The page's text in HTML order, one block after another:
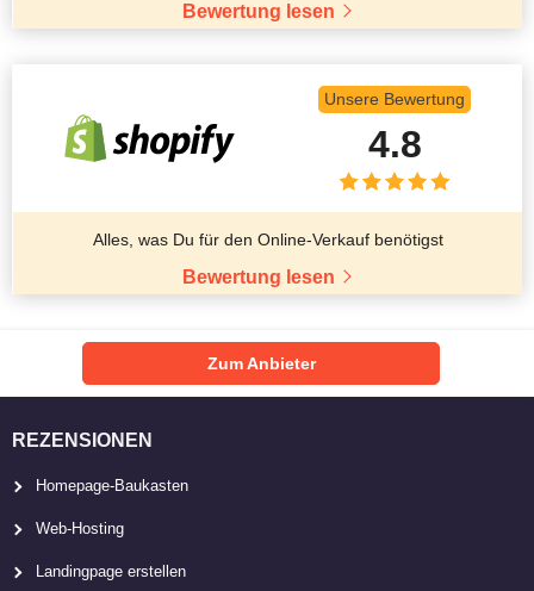
Bewertung lesen
Unsere Bewertung
4.8
Alles, was Du für den Online-Verkauf benötigst
Bewertung lesen
Zum Anbieter
REZENSIONEN
Homepage-Baukasten
Web-Hosting
Landingpage erstellen